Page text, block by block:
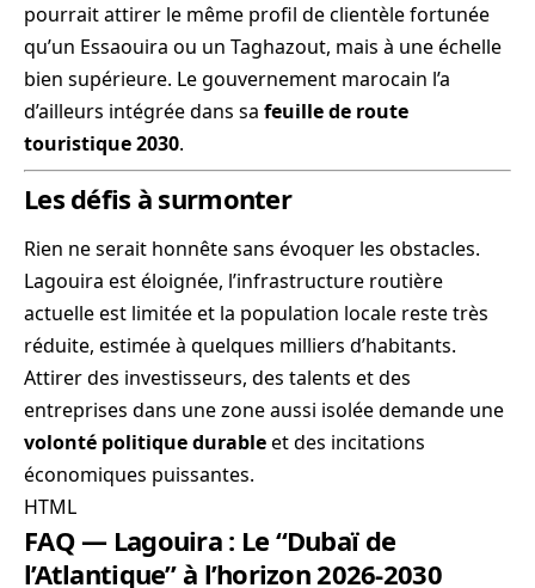
pourrait attirer le même profil de clientèle fortunée
qu’un Essaouira ou un Taghazout, mais à une échelle
bien supérieure. Le gouvernement marocain l’a
d’ailleurs intégrée dans sa feuille de route
touristique 2030.
Les défis à surmonter
Rien ne serait honnête sans évoquer les obstacles.
Lagouira est éloignée, l’infrastructure routière
actuelle est limitée et la population locale reste très
réduite, estimée à quelques milliers d’habitants.
Attirer des investisseurs, des talents et des
entreprises dans une zone aussi isolée demande une
volonté politique durableet des incitations
économiques puissantes.
HTML
FAQ — Lagouira : Le “Dubaï de
l’Atlantique” à l’horizon 2026-2030